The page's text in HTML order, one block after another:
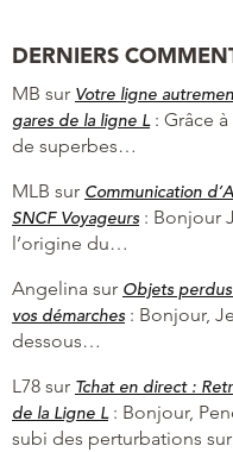
DERNIERS
MB sur Votre ligne
gares de la ligne L: Grâce
de superbes…
MLB sur Communication
SNCF Voyageurs : Bonjour
l’origine du…
Angelina sur Objets
vos démarches : Bonjour,
dessous…
L78 sur Tchat en direct :
de la Ligne L: Bonjour,
subi des perturbations